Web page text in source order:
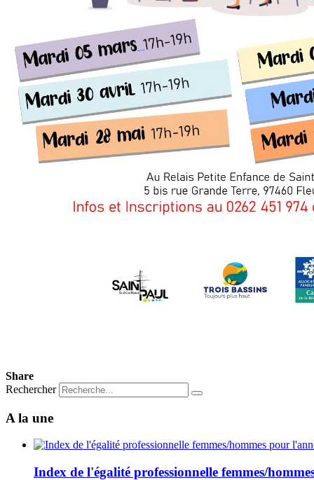
Share
Rechercher
A la une
Index de l'égalité professionnelle femmes/